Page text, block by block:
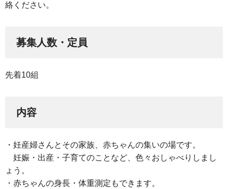
絡ください。
募集人数・定員
先着10組
内容
・妊産婦さんとその家族、赤ちゃんの集いの場です。
妊娠・出産・子育てのことなど、色々おしゃべりしまし
ょう。
・赤ちゃんの身長・体重測定もできます。